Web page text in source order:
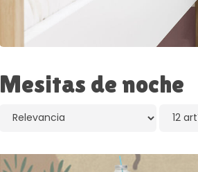
Mesitas de noche